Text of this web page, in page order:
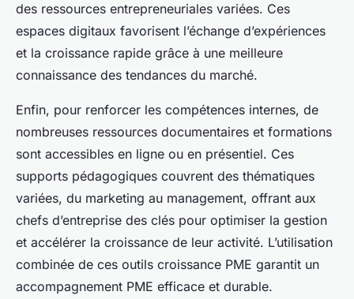
des ressources entrepreneuriales variées. Ces
espaces digitaux favorisent l’échange d’expériences
et la croissance rapide grâce à une meilleure
connaissance des tendances du marché.
Enfin, pour renforcer les compétences internes, de
nombreuses ressources documentaires et formations
sont accessibles en ligne ou en présentiel. Ces
supports pédagogiques couvrent des thématiques
variées, du marketing au management, offrant aux
chefs d’entreprise des clés pour optimiser la gestion
et accélérer la croissance de leur activité. L’utilisation
combinée de ces outils croissance PME garantit un
accompagnement PME efficace et durable.